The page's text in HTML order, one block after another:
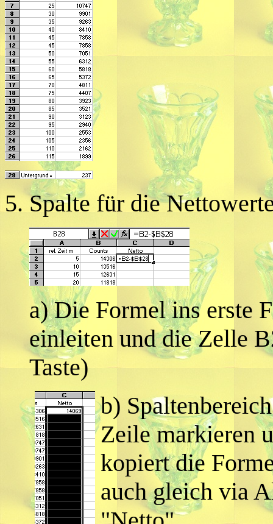
5. Spalte für die
a) Die Formel ins erste
einleiten und die Zelle
Taste)
b)
Zeile markieren
kopiert die
auch gleich via